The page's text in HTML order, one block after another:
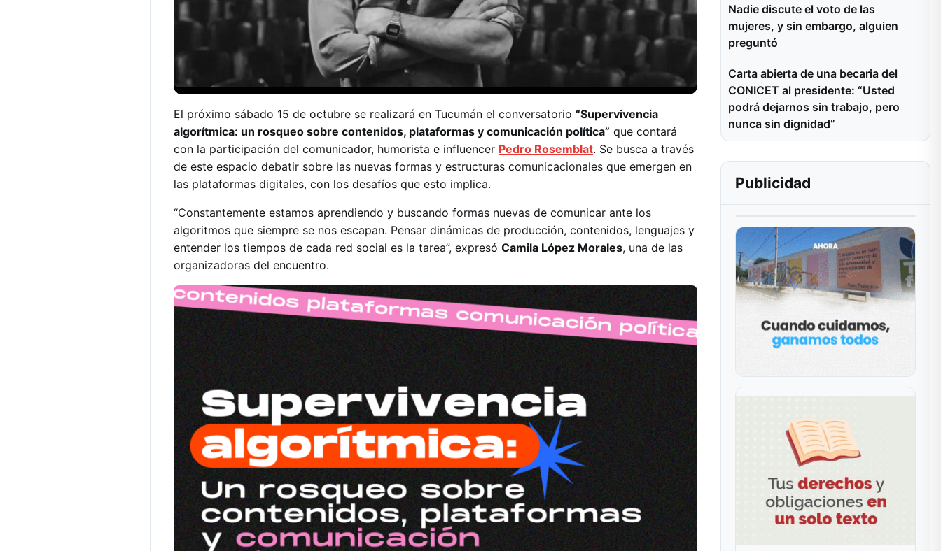
El próximo sábado 15 de octubre se realizará en Tucumán el conversatorio “Supervivencia
algorítmica: un rosqueo sobre contenidos, plataformas y comunicación política” que contará
con la participación del comunicador, humorista e influencer Pedro Rosemblat. Se busca a través
de este espacio debatir sobre las nuevas formas y estructuras comunicacionales que emergen en
las plataformas digitales, con los desafíos que esto implica.
“Constantemente estamos aprendiendo y buscando formas nuevas de comunicar ante los
algoritmos que siempre se nos escapan. Pensar dinámicas de producción, contenidos, lenguajes y
entender los tiempos de cada red social es la tarea”, expresó Camila López Morales, una de las
organizadoras del encuentro.
Nadie discute el voto de las
mujeres, y sin embargo, alguien
preguntó
Carta abierta de una becaria del
CONICET al presidente: “Usted
podrá dejarnos sin trabajo, pero
nunca sin dignidad”
Publicidad